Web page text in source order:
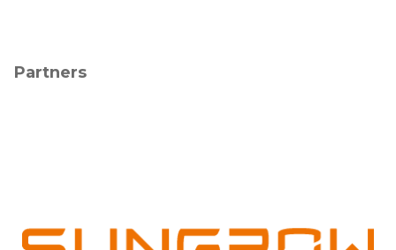
Partners